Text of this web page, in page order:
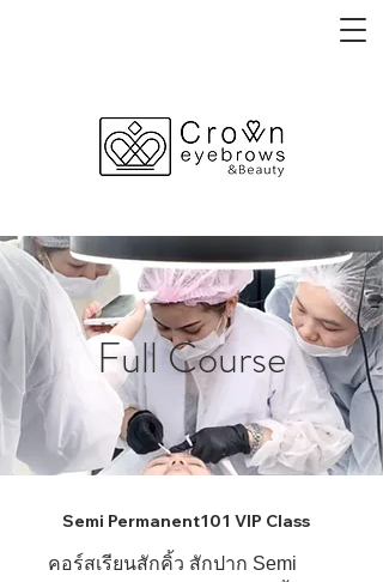
Full Course
Semi Permanent101 VIP Class
คอร์สเรียนสักคิ้ว สักปาก Semi